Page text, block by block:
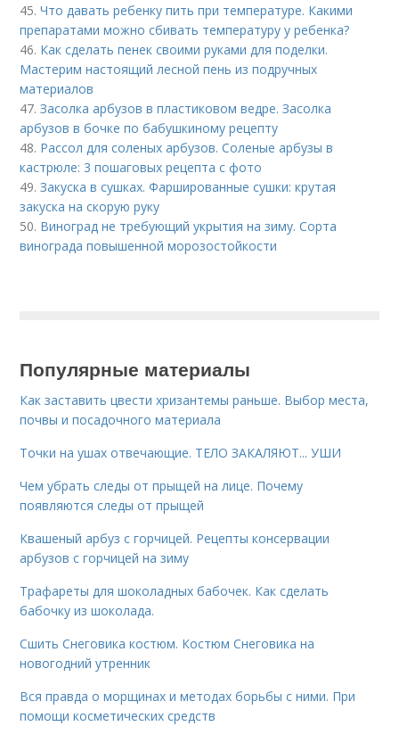
45.Что давать ребенку пить при температуре. Какими
препаратами можно сбивать температуру у ребенка?
46. Как сделать пенек своими руками для поделки.
Мастерим настоящий лесной пень из подручных
материалов
47.Засолка арбузов в пластиковом ведре. Засолка
арбузов в бочке по бабушкиному рецепту
48. Рассол для соленых арбузов. Соленые арбузы в
кастрюле: 3 пошаговых рецепта с фото
49.Закуска в сушках. Фаршированные сушки: крутая
закуска на скорую руку
50. Виноград не требующий укрытия на зиму. Сорта
винограда повышенной морозостойкости
Популярные материалы
Как заставить цвести хризантемы раньше. Выбор места,
почвы и посадочного материала
Точки на ушах отвечающие. ТЕЛО ЗАКАЛЯЮТ... УШИ
Чем убрать следы от прыщей на лице. Почему
появляются следы от прыщей
Квашеный арбуз с горчицей. Рецепты консервации
арбузов с горчицей на зиму
Трафареты для шоколадных бабочек. Как сделать
бабочку из шоколада.
Сшить Снеговика костюм. Костюм Снеговика на
новогодний утренник
Вся правда о морщинах и методах борьбы с ними. При
помощи косметических средств